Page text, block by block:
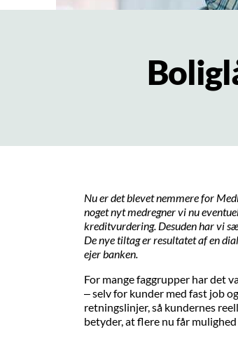
Nu er det blevet nemmere for
noget nyt medregner vi nu
kreditvurdering. Desuden har vi
De nye tiltag er resultatet af en
ejer banken.
For mange faggrupper har det
– selv for kunder med fast job
retningslinjer, så kundernes
betyder, at flere nu får